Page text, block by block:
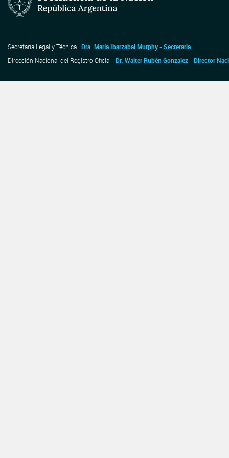
Secretaría Legal y Técnica | Dra. María Ibarzabal Murphy - Secretaria
Dirección Nacional del Registro Oficial | Dr. Walter Rubén Gonzalez - Director